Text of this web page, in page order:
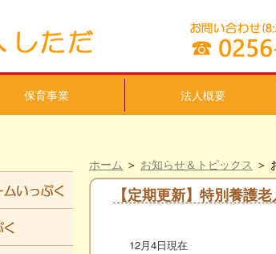
保育事業 法人概要
ホーム ＞ お知らせ＆トピックス ＞
【定期更新】特別養護
12月4日現在